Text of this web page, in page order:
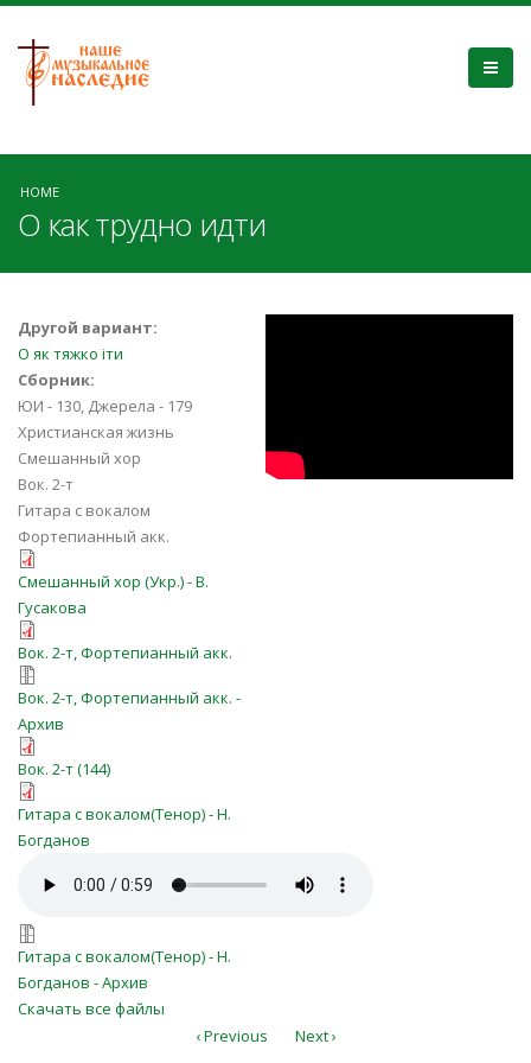
HOME
О как трудно идти
Другой вариант:
О як тяжко іти
Сборник:
ЮИ - 130, Джерела - 179
Христианская жизнь
Смешанный хор
Вок. 2-т
Гитара с вокалом
Фортепианный акк.
o-kak-trudno-idti-ukr.pdf
Смешанный хор (Укр.) - В.
Гусакова
O_kak_trudno.pdf
Вок. 2-т, Фортепианный акк.
O_kak_trudno.zip
Вок. 2-т, Фортепианный акк. -
Архив
o-kak-trudno-idti.pdf
Вок. 2-т (144)
О, как трудно идти ЮИ № 130.pdf
Гитара с вокалом(Тенор) - Н.
Богданов
О, как трудно идти ЮИ № 130.mp3
O_kak_trudno_(YUI_130).7z
Гитара с вокалом(Тенор) - Н.
Богданов - Архив
Скачать все файлы
‹ Previous Next ›